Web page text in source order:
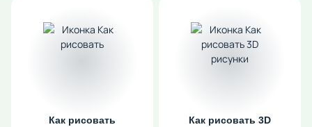
Как рисовать
Как рисовать 3D